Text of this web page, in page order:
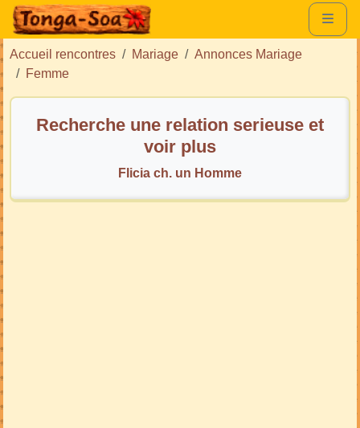
Accueil rencontres Mariage
Annonces Mariage
Femme
Recherche une relation serieuse et
voir plus
Flicia ch. un Homme